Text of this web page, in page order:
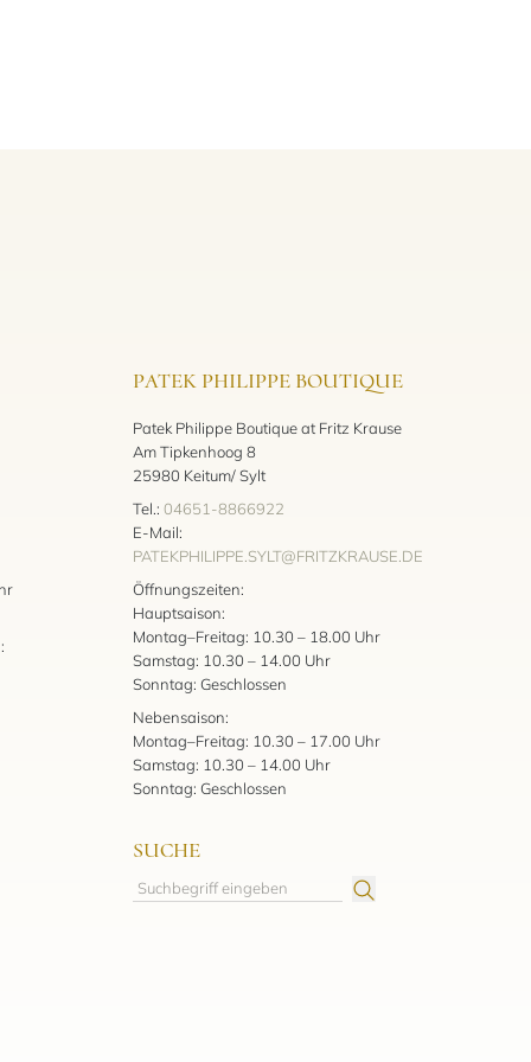
PATEK PHILIPPE BOUTIQUE
Patek Philippe Boutique at Fritz Krause
Am Tipkenhoog 8
25980 Keitum/ Sylt
Tel.: 04651-8866922
E-Mail:
PATEKPHILIPPE.SYLT@FRITZKRAUSE.DE
Öffnungszeiten:
Hauptsaison:
Montag–Freitag: 10.30 – 18.00 Uhr
Samstag: 10.30 – 14.00 Uhr
Sonntag: Geschlossen
Nebensaison:
Montag–Freitag: 10.30 – 17.00 Uhr
Samstag: 10.30 – 14.00 Uhr
Sonntag: Geschlossen
SUCHE